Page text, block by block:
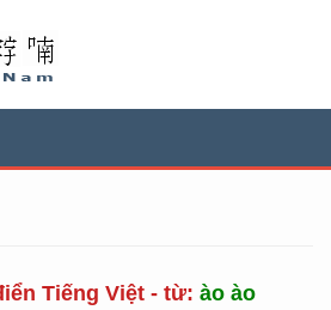
Tiếng Việt - từ: ào ào